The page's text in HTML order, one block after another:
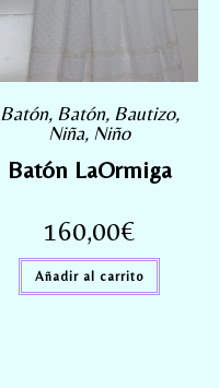
Batón, Batón, Bautizo,
Niña, Niño
Batón LaOrmiga
160,00€
Añadir al carrito